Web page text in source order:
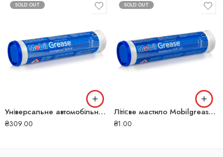
SOLD OUT
Універсальне автомобільне мастило Mobilgrease Special 0.4 кг 152540
₴309.00
SOLD OUT
Літієве мастило Mobilgrease XHP 222 0.4 кг 152702#
₴1.00